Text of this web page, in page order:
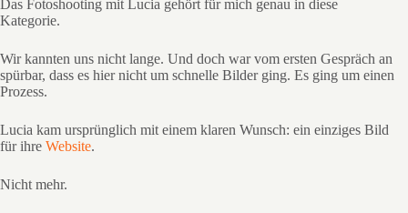
Das Fotoshooting mit Lucia gehört für mich genau in diese
Kategorie.
Wir kannten uns nicht lange. Und doch war vom ersten Gespräch an
spürbar, dass es hier nicht um schnelle Bilder ging. Es ging um einen
Prozess.
Lucia kam ursprünglich mit einem klaren Wunsch: ein einziges Bild
für ihre Website.
Nicht mehr.